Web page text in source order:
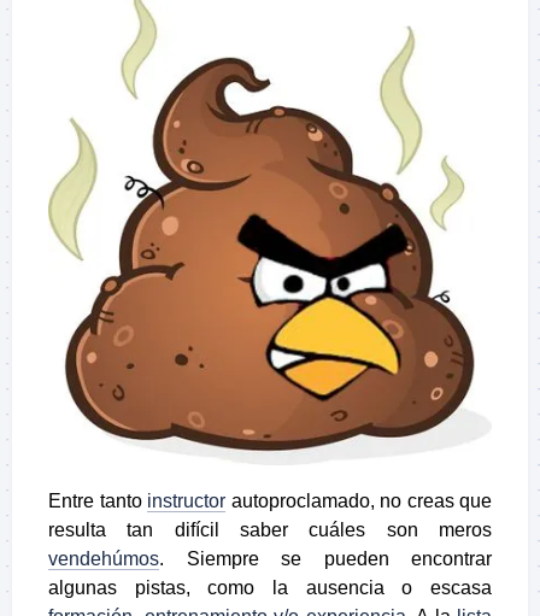
Entre tanto instructor autoproclamado, no creas que
resulta tan difícil saber cuáles son meros
vendehúmos. Siempre se pueden encontrar
algunas pistas, como la ausencia o escasa